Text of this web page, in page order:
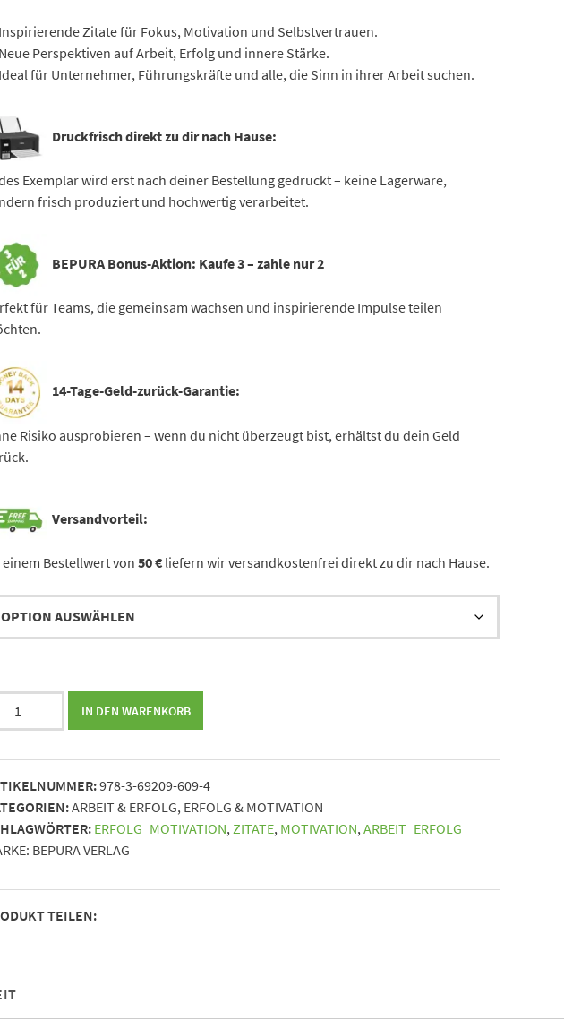
Zitate für Fokus, Motivation und Selbstvertrauen.
Perspektiven auf Arbeit, Erfolg und innere Stärke.
für Unternehmer, Führungskräfte und alle, die Sinn in ihrer Arbeit suchen.
Druckfrisch direkt zu dir nach Hause:
Exemplar wird erst nach deiner Bestellung gedruckt – keine Lagerware,
frisch produziert und hochwertig verarbeitet.
BEPURA Bonus-Aktion: Kaufe 3 – zahle nur 2
für Teams, die gemeinsam wachsen und inspirierende Impulse teilen
14-Tage-Geld-zurück-Garantie:
Risiko ausprobieren – wenn du nicht überzeugt bist, erhältst du dein Geld
Versandvorteil:
einem Bestellwert von50 € liefern wir versandkostenfrei direkt zu dir nach Hause.
IN DEN WARENKORB
978-3-69209-609-4
ARBEIT & ERFOLG, ERFOLG & MOTIVATION
ERFOLG_MOTIVATION,ZITATE, MOTIVATION,ARBEIT_ERFOLG
BEPURA VERLAG
TEILEN: